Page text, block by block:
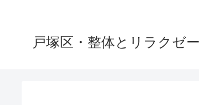
戸塚区・整体とリラクゼ